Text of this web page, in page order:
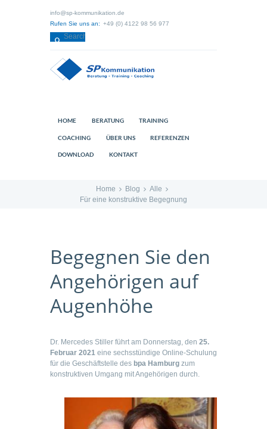
info@sp-kommunikation.de
Rufen Sie uns an: +49 (0) 4122 98 56 977
HOME BERATUNG TRAINING
COACHING ÜBER UNS REFERENZEN
DOWNLOAD KONTAKT
Home Blog
Alle
Für eine konstruktive Begegnung
Begegnen Sie den
Angehörigen auf
Augenhöhe
Dr. Mercedes Stiller führt am Donnerstag, den 25.
Februar 2021 eine sechsstündige Online-Schulung
für die Geschäftstelle des bpa Hamburg zum
konstruktiven Umgang mit Angehörigen durch.